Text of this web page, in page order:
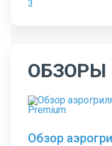
ОБЗОРЫ
Обзор